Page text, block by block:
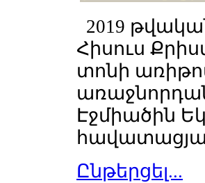
2019
Հիսուս
տոնի
Էջմիածին
Ընթերցել...